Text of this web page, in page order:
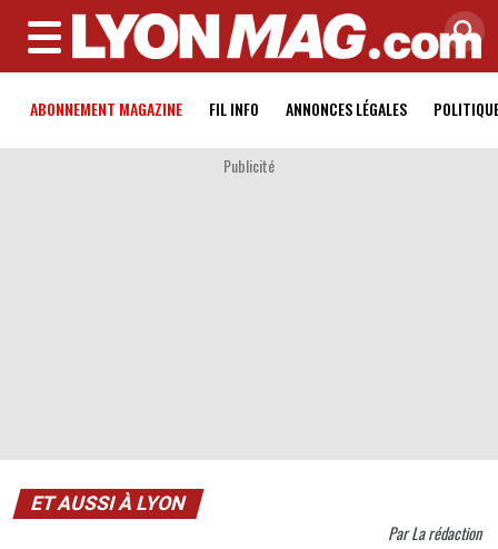
MENU
ABONNEMENT MAGAZINE FIL INFO ANNONCES LÉGALES
Publicité
ET AUSSI À LYON
ParLa rédaction